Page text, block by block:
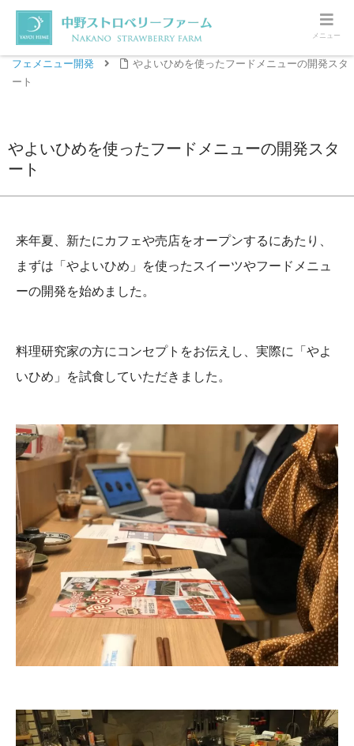
ホーム 観光いちご園・カフェ・売店オープン準備
フェメニュー開発
やよいひめを使ったフードメニューの開発スタ
ート
やよいひめを使ったフードメニューの開発スタ
ート
来年夏、新たにカフェや売店をオープンするにあたり、
まずは「やよいひめ」を使ったスイーツやフードメニュ
ーの開発を始めました。
料理研究家の方にコンセプトをお伝えし、実際に「やよ
いひめ」を試食していただきました。
メニュー